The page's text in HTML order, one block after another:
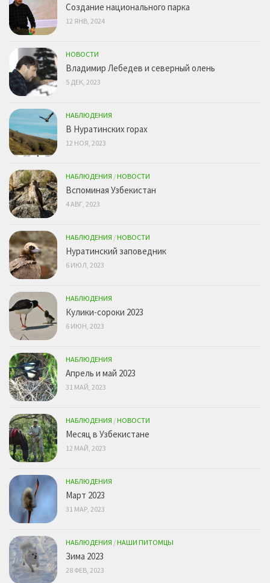
Создание национального парка
12 ЯНВ, 2024
НОВОСТИ
Владимир Лебедев и северный олень
5 ДЕК, 2023
НАБЛЮДЕНИЯ
В Нуратинских горах
12 НОЯ, 2023
НАБЛЮДЕНИЯ /НОВОСТИ
Вспоминая Узбекистан
4 АВГ, 2023
НАБЛЮДЕНИЯ /НОВОСТИ
Нуратинский заповедник
6 ИЮЛ, 2023
НАБЛЮДЕНИЯ
Кулики-сороки 2023
6 ИЮН, 2023
НАБЛЮДЕНИЯ
Апрель и май 2023
31 МАЙ, 2023
НАБЛЮДЕНИЯ /НОВОСТИ
Месяц в Узбекистане
12 МАЙ, 2023
НАБЛЮДЕНИЯ
Март 2023
31 МАР, 2023
НАБЛЮДЕНИЯ /НАШИ ПИТОМЦЫ
Зима 2023
28 ФЕВ, 2023